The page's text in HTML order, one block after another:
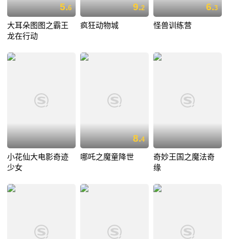
5.6
大耳朵图图之霸王
龙在行动
9.2
疯狂动物城
6.3
怪兽训练营
小花仙大电影奇迹
少女
8.4
哪吒之魔童降世
奇妙王国之魔法奇
缘